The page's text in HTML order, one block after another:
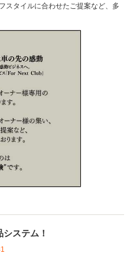
スタイルに合わせたご提案など、多
ステム！